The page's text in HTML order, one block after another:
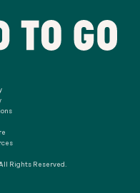
Rights Reserved.